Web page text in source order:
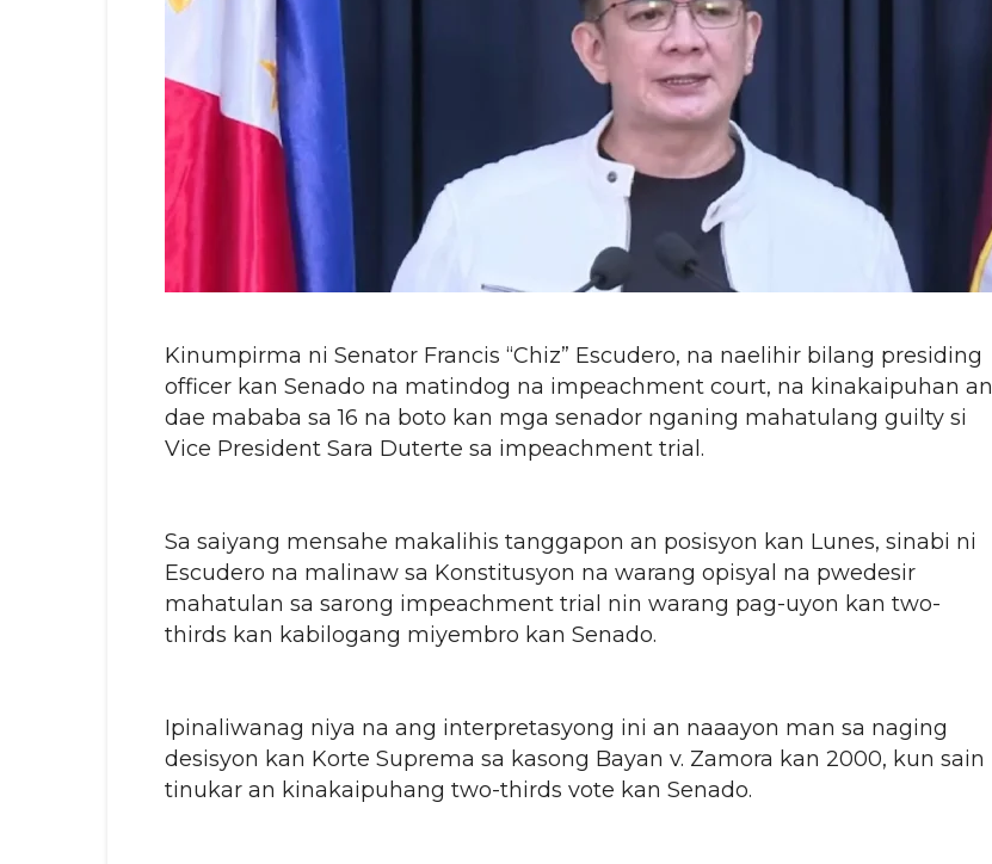
Kinumpirma ni Senator Francis “Chiz” Escudero, na naelihir bilang presiding
officer kan Senado na matindog na impeachment court, na kinakaipuhan an
dae mababa sa 16 na boto kan mga senador nganing mahatulang guilty si
Vice President Sara Duterte sa impeachment trial.
Sa saiyang mensahe makalihis tanggapon an posisyon kan Lunes, sinabi ni
Escudero na malinaw sa Konstitusyon na warang opisyal na pwedesir
mahatulan sa sarong impeachment trial nin warang pag-uyon kan two-
thirds kan kabilogang miyembro kan Senado.
Ipinaliwanag niya na ang interpretasyong ini an naaayon man sa naging
desisyon kan Korte Suprema sa kasong Bayan v. Zamora kan 2000, kun sain
tinukar an kinakaipuhang two-thirds vote kan Senado.